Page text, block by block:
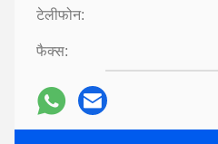
टेलीफोन:
फैक्स: